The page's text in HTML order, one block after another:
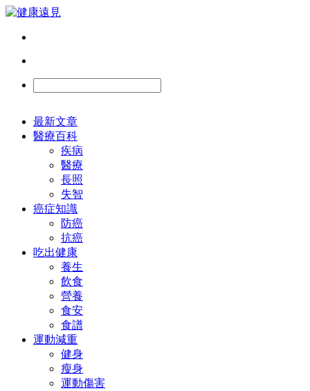
最新文章
醫療百科
疾病
醫療
長照
失智
癌症知識
防癌
抗癌
吃出健康
養生
飲食
營養
食安
食譜
運動減重
健身
瘦身
運動傷害